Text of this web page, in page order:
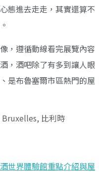
態進去走走，其實還算不
，遵循動線看完展覽內容
，酒吧除了有多到讓人眼
是布魯塞爾市區熱門的屋
Bruxelles, 比利時
世界體驗館重點介紹與屋